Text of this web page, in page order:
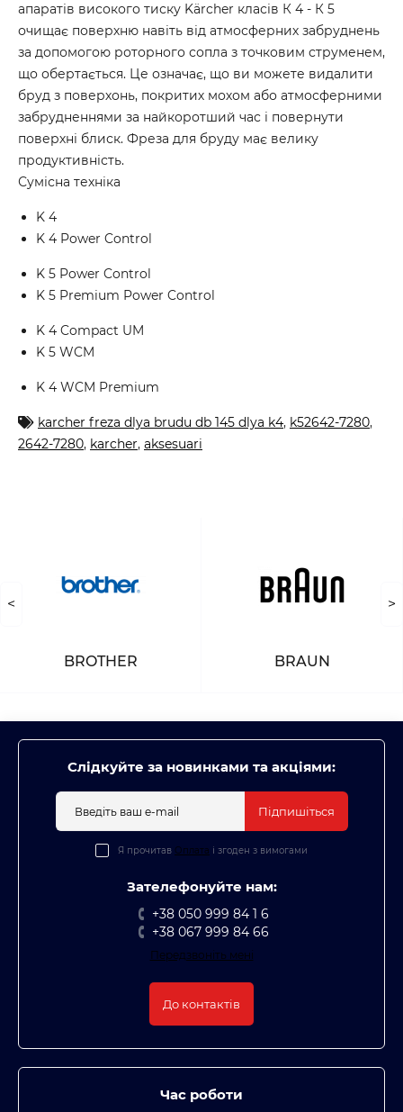
апаратів високого тиску Kärcher класів К 4 - К 5
очищає поверхню навіть від атмосферних забруднень
за допомогою роторного сопла з точковим струменем,
що обертається. Це означає, що ви можете видалити
бруд з поверхонь, покритих мохом або атмосферними
забрудненнями за найкоротший час і повернути
поверхні блиск. Фреза для бруду має велику
продуктивність.
Сумісна техніка
K 4
K 4 Power Control
K 5 Power Control
K 5 Premium Power Control
K 4 Compact UM
K 5 WCM
K 4 WCM Premium
karcher freza dlya brudu db 145 dlya k4, k52642-7280,
2642-7280, karcher, aksesuari
<
BROTHER BRAUN
>
Слідкуйте за новинками та акціями:
Підпишіться
Я прочитав Оплата і згоден з вимогами
Зателефонуйте нам:
+38 050 999 84 1 6
+38 067 999 84 66
Передзвоніть мені
До контактів
Час роботи